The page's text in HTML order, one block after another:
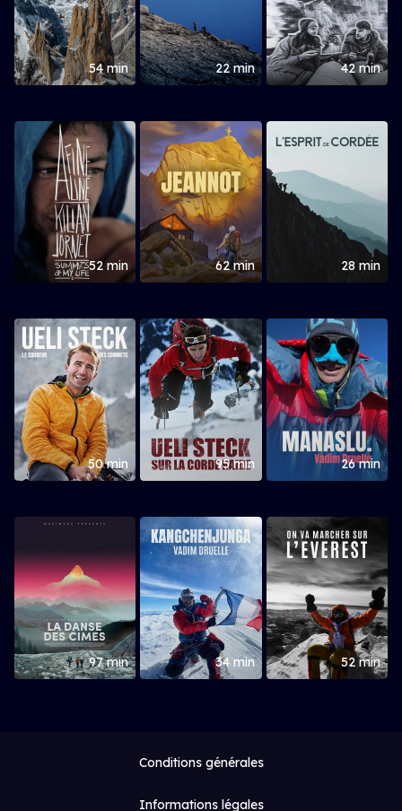
54 min 22 min 42 min
52 min 62 min 28 min
50 min 95 min 26 min
97 min 34 min 52 min
Conditions générales
Informations légales